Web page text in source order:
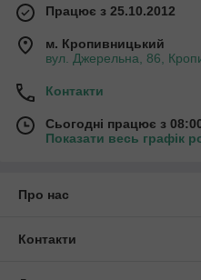
Працює з 25.10.2012
м. Кропивницький
вул. Джерельна, 86,
Контакти
Сьогодні працює з
Показати весь графік
Про нас
Контакти